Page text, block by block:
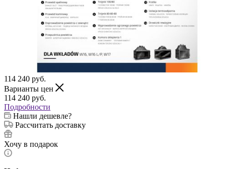
114 240 руб.
Варианты цен
114 240 руб.
Подробности
Нашли дешевле?
Рассчитать доставку
Хочу в подарок